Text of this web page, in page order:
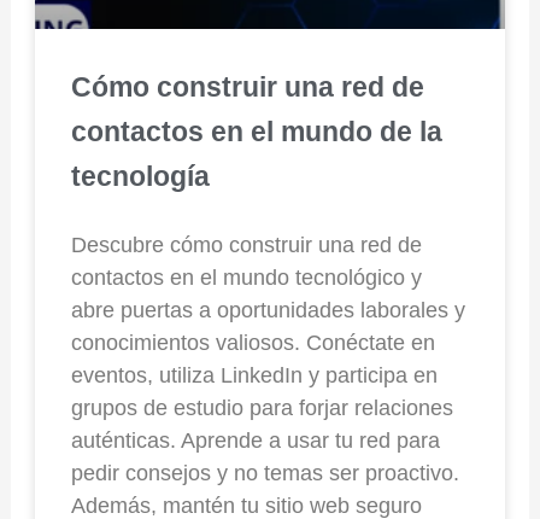
Cómo construir una red de
contactos en el mundo de la
tecnología
Descubre cómo construir una red de
contactos en el mundo tecnológico y
abre puertas a oportunidades laborales y
conocimientos valiosos. Conéctate en
eventos, utiliza LinkedIn y participa en
grupos de estudio para forjar relaciones
auténticas. Aprende a usar tu red para
pedir consejos y no temas ser proactivo.
Además, mantén tu sitio web seguro